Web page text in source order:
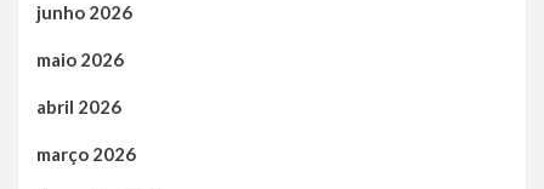
junho 2026
maio 2026
abril 2026
março 2026